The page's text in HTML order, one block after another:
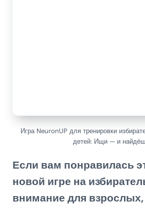
Игра NeuronUP для тренировки
детей: Ищи — и
Если вам понравилась
новой игре на
внимание для взрослых